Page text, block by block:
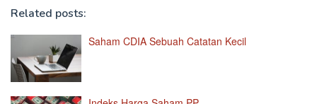
Related posts:
Saham CDIA Sebuah Catatan Kecil